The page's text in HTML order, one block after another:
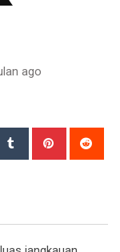
ago
Tumblr Pinterest